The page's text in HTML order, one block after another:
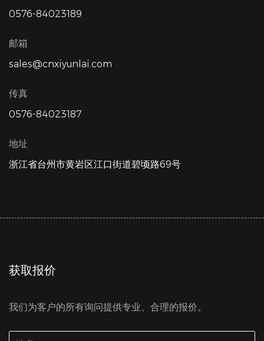
0576-84023189
邮箱
sales@cnxiyunlai.com
传真
0576-84023187
地址
浙江省台州市黄岩区江口街道碧顷路69号
获取报价
我们为客户的所有询问提供专业、合理的报价。